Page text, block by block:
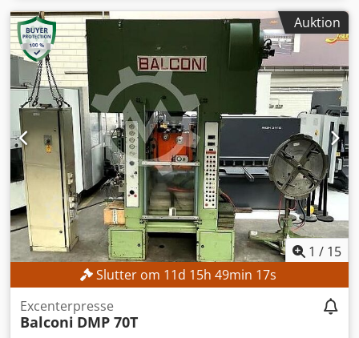
Auktion
1 / 15
Slutter om 11d 15h 49min 15s
Excenterpresse
Balconi DMP 70T